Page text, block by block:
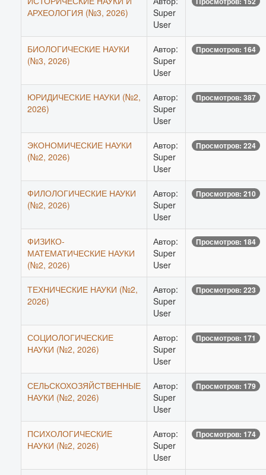
АРХЕОЛОГИЯ (№3, 2026)
Super
User
БИОЛОГИЧЕСКИЕ НАУКИ
(№3, 2026)
Автор:
Super
User
Просмотров: 164
ЮРИДИЧЕСКИЕ НАУКИ (№2,
2026)
Автор:
Super
User
Просмотров: 387
ЭКОНОМИЧЕСКИЕ НАУКИ
(№2, 2026)
Автор:
Super
User
Просмотров: 224
ФИЛОЛОГИЧЕСКИЕ НАУКИ
(№2, 2026)
Автор:
Super
User
Просмотров: 210
ФИЗИКО-
МАТЕМАТИЧЕСКИЕ НАУКИ
(№2, 2026)
Автор:
Super
User
Просмотров: 184
ТЕХНИЧЕСКИЕ НАУКИ (№2,
2026)
Автор:
Super
User
Просмотров: 223
СОЦИОЛОГИЧЕСКИЕ
НАУКИ (№2, 2026)
Автор:
Super
User
Просмотров: 171
СЕЛЬСКОХОЗЯЙСТВЕННЫЕ
НАУКИ (№2, 2026)
Автор:
Super
User
Просмотров: 179
ПСИХОЛОГИЧЕСКИЕ
НАУКИ (№2, 2026)
Автор:
Super
User
Просмотров: 174